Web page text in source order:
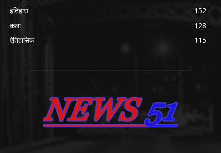
इतिहास
152
कला
128
ऐतिहासिक
115